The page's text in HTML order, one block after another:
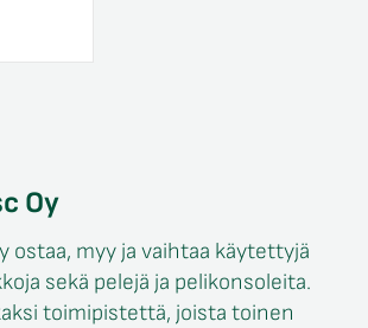
Oy
ostaa, myy ja vaihtaa käytettyjä
sekä pelejä ja pelikonsoleita.
toimipistettä, joista toinen